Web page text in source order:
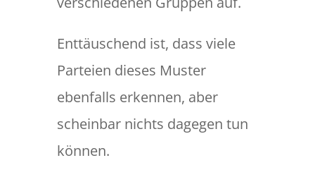
Enttäuschend ist, dass viele
Parteien dieses Muster
ebenfalls erkennen, aber
scheinbar nichts dagegen tun
können.